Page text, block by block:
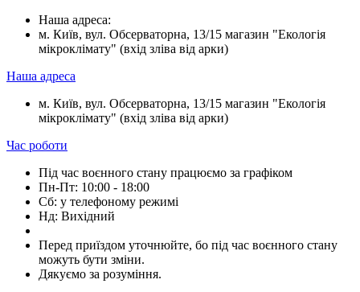
Наша адреса:
м. Київ, вул. Обсерваторна, 13/15 магазин "Екологія
мікроклімату" (вхід зліва від арки)
Наша адреса
м. Київ, вул. Обсерваторна, 13/15 магазин "Екологія
мікроклімату" (вхід зліва від арки)
Час роботи
Під час воєнного стану працюємо за графіком
Пн-Пт: 10:00 - 18:00
Сб: у телефоному режимі
Нд: Вихідний
Перед приїздом уточнюйте, бо під час воєнного стану
можуть бути зміни.
Дякуємо за розуміння.